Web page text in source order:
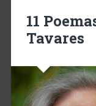
11
Tavares